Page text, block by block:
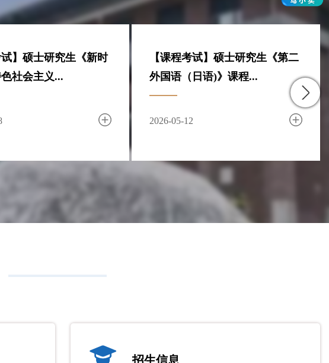
试】硕士研究生《第二
语)》课程...
2025-2026-2学期研究生线上课程
开课通知
2026-04-20
科技大学2026年第一批
）士学位...
关于2025-2026学年第二学期研究
生学位论文检测、送...
2026-03-02
专业学位全国教指委网
招生信息